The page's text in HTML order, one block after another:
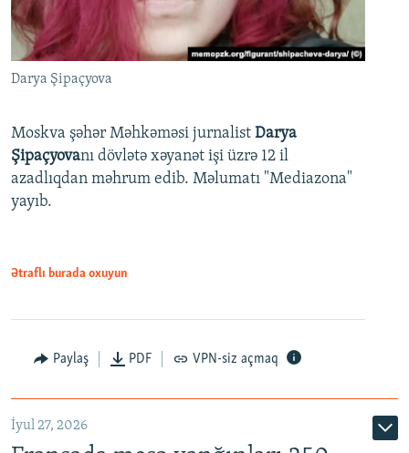
Darya Şipaçyova
Moskva şəhər Məhkəməsi jurnalist Darya
Şipaçyovanı dövlətə xəyanət işi üzrə 12 il
azadlıqdan məhrum edib. Məlumatı "Mediazona"
yayıb.
Ətraflı burada oxuyun
Paylaş PDF VPN-siz açmaq
İyul 27, 2026